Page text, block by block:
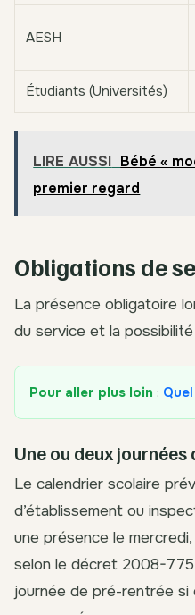
AESH
Étudiants (Universités)
LIRE AUSSI Bébé «
premier regard
Obligations de
La présence obligatoire
du service et la
Pour aller plus loin :
Une ou deux
Le calendrier scolaire
d’établissement ou
une présence le
selon le décret 2008-
journée de pré-rentrée si